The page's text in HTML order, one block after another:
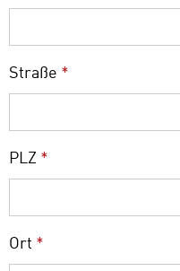
Straße *
PLZ *
Ort *